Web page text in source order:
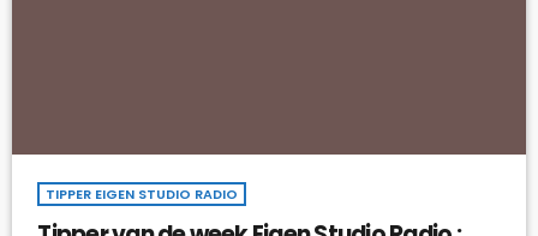
TIPPER EIGEN STUDIO RADIO